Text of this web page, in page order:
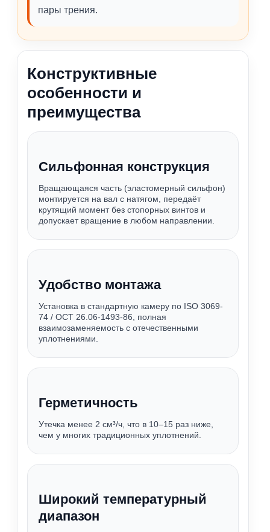
пары трения.
Конструктивные
особенности и
преимущества
Сильфонная конструкция
Вращающаяся часть (эластомерный сильфон)
монтируется на вал с натягом, передаёт
крутящий момент без стопорных винтов и
допускает вращение в любом направлении.
Удобство монтажа
Установка в стандартную камеру по ISO 3069-
74 / ОСТ 26.06-1493-86, полная
взаимозаменяемость с отечественными
уплотнениями.
Герметичность
Утечка менее 2 см³/ч, что в 10–15 раз ниже,
чем у многих традиционных уплотнений.
Широкий температурный
диапазон